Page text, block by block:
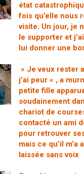
état
fois qu’elle nous
visite. Un jour, je
le supporter et
lui donner une
» Je veux rester
j’ai peur « , a
petite fille
soudainement
chariot de
contacté un ami
pour retrouver
mais ce qu’il m’a
laissée sans voix